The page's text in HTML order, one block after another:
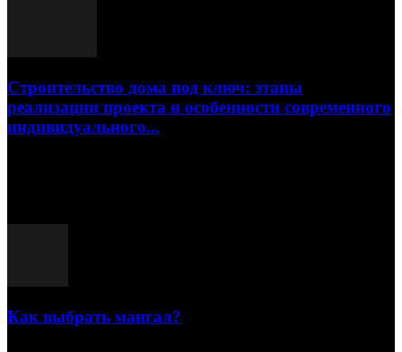
Строительство дома под ключ: этапы
реализации проекта и особенности современного
индивидуального...
Как выбрать мангал?